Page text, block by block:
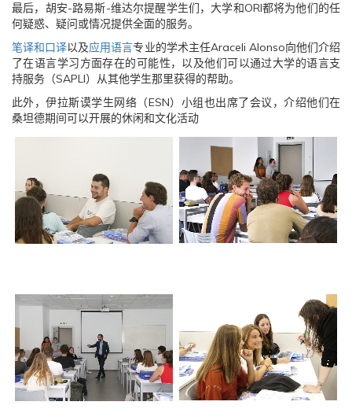
最后，胡安-路易斯-维达尔提醒学生们，大学和ORI都将为他们的任
何疑惑、疑问或情况提供全面的服务。
笔译和口译以及应用语言专业的学术主任Araceli Alonso向他们介绍
了在语言学习方面存在的可能性，以及他们可以通过大学的语言支
持服务（SAPLI）从其他学生那里获得的帮助。
此外，伊拉斯谟学生网络（ESN）小组也出席了会议，介绍他们在
桑坦德期间可以开展的休闲和文化活动